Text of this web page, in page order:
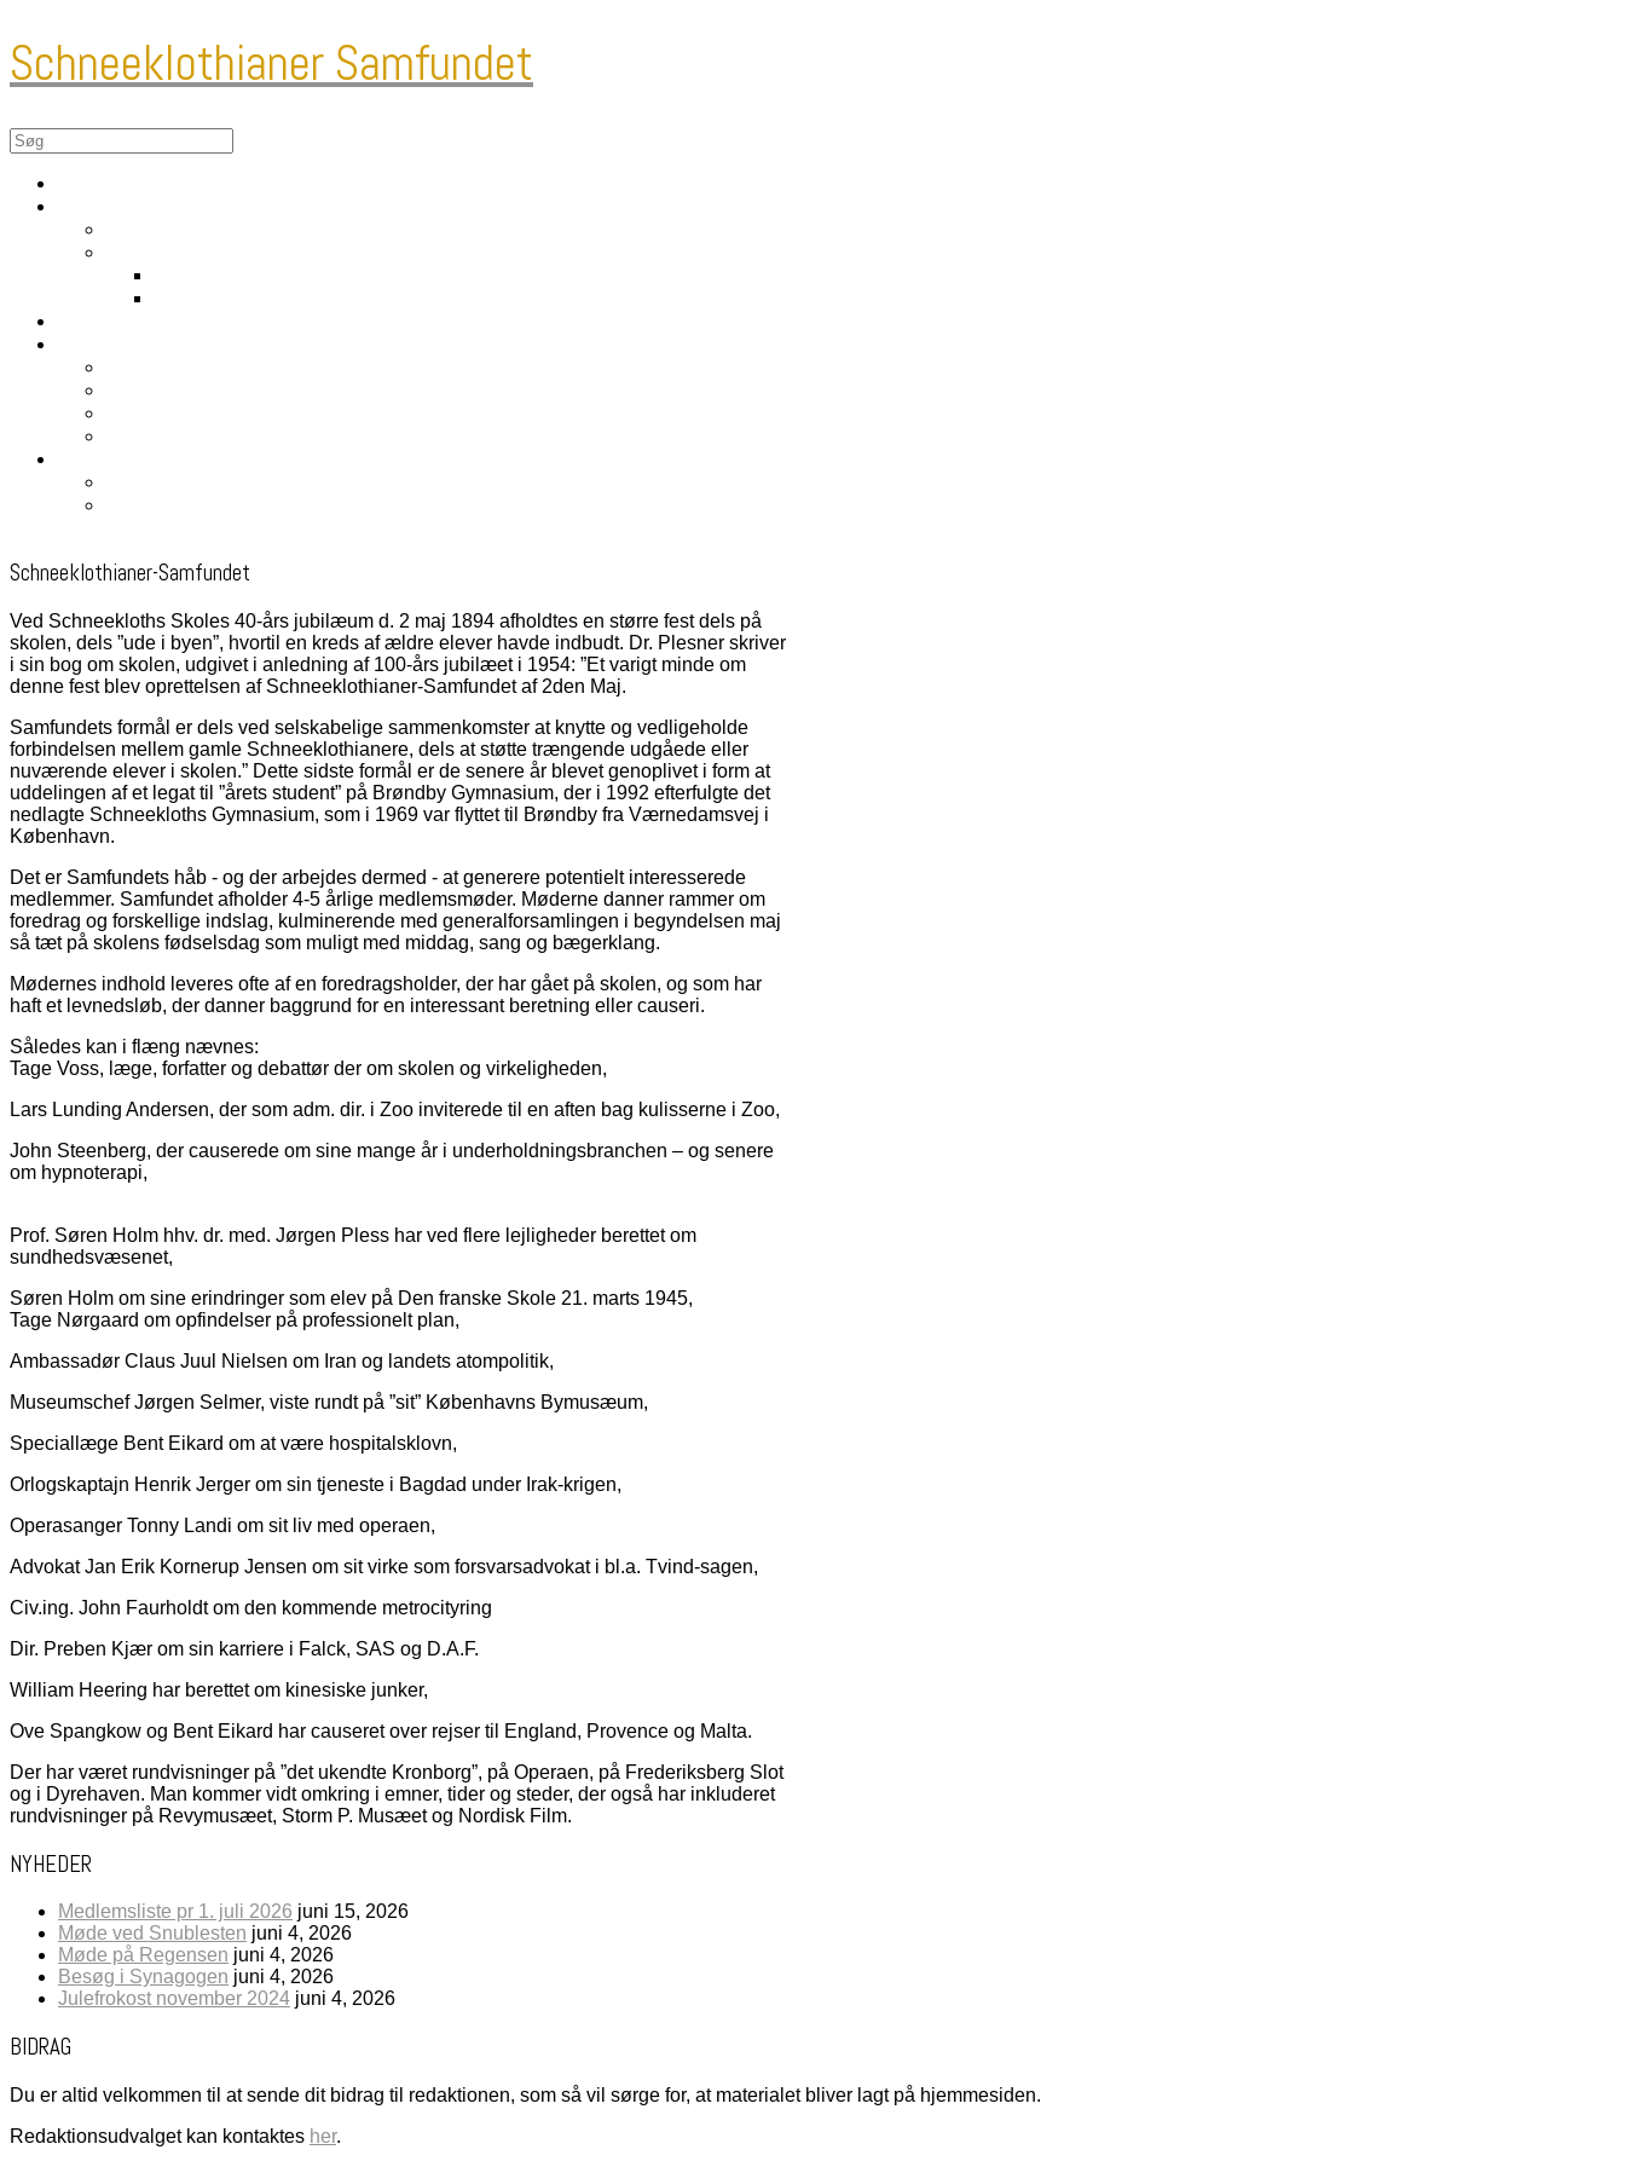
Schneeklothianer Samfundet
Schneeklothianer-Samfundet
Ved Schneekloths Skoles 40-års jubilæum d. 2 maj 1894 afholdtes en større fest dels på
skolen, dels ”ude i byen”, hvortil en kreds af ældre elever havde indbudt. Dr. Plesner skriver
i sin bog om skolen, udgivet i anledning af 100-års jubilæet i 1954: ”Et varigt minde om
denne fest blev oprettelsen af Schneeklothianer-Samfundet af 2den Maj.
Samfundets formål er dels ved selskabelige sammenkomster at knytte og vedligeholde
forbindelsen mellem gamle Schneeklothianere, dels at støtte trængende udgåede eller
nuværende elever i skolen.” Dette sidste formål er de senere år blevet genoplivet i form at
uddelingen af et legat til ”årets student” på Brøndby Gymnasium, der i 1992 efterfulgte det
nedlagte Schneekloths Gymnasium, som i 1969 var flyttet til Brøndby fra Værnedamsvej i
København.
Det er Samfundets håb - og der arbejdes dermed - at generere potentielt interesserede
medlemmer. Samfundet afholder 4-5 årlige medlemsmøder. Møderne danner rammer om
foredrag og forskellige indslag, kulminerende med generalforsamlingen i begyndelsen maj
så tæt på skolens fødselsdag som muligt med middag, sang og bægerklang.
Mødernes indhold leveres ofte af en foredragsholder, der har gået på skolen, og som har
haft et levnedsløb, der danner baggrund for en interessant beretning eller causeri.
Således kan i flæng nævnes:
Tage Voss, læge, forfatter og debattør der om skolen og virkeligheden,
Lars Lunding Andersen, der som adm. dir. i Zoo inviterede til en aften bag kulisserne i Zoo,
John Steenberg, der causerede om sine mange år i underholdningsbranchen – og senere
om hypnoterapi,
Prof. Søren Holm hhv. dr. med. Jørgen Pless har ved flere lejligheder berettet om
sundhedsvæsenet,
Søren Holm om sine erindringer som elev på Den franske Skole 21. marts 1945,
Tage Nørgaard om opfindelser på professionelt plan,
Ambassadør Claus Juul Nielsen om Iran og landets atompolitik,
Museumschef Jørgen Selmer, viste rundt på ”sit” Københavns Bymusæum,
Speciallæge Bent Eikard om at være hospitalsklovn,
Orlogskaptajn Henrik Jerger om sin tjeneste i Bagdad under Irak-krigen,
Operasanger Tonny Landi om sit liv med operaen,
Advokat Jan Erik Kornerup Jensen om sit virke som forsvarsadvokat i bl.a. Tvind-sagen,
Civ.ing. John Faurholdt om den kommende metrocityring
Dir. Preben Kjær om sin karriere i Falck, SAS og D.A.F.
William Heering har berettet om kinesiske junker,
Ove Spangkow og Bent Eikard har causeret over rejser til England, Provence og Malta.
Der har været rundvisninger på ”det ukendte Kronborg”, på Operaen, på Frederiksberg Slot
og i Dyrehaven. Man kommer vidt omkring i emner, tider og steder, der også har inkluderet
rundvisninger på Revymusæet, Storm P. Musæet og Nordisk Film.
NYHEDER
Medlemsliste pr 1. juli 2026 juni 15, 2026
Møde ved Snublesten juni 4, 2026
Møde på Regensen juni 4, 2026
Besøg i Synagogen juni 4, 2026
Julefrokost november 2024 juni 4, 2026
BIDRAG
Du er altid velkommen til at sende dit bidrag til redaktionen, som så vil sørge for, at materialet bliver lagt på hjemmesiden.
Redaktionsudvalget kan kontaktes her.